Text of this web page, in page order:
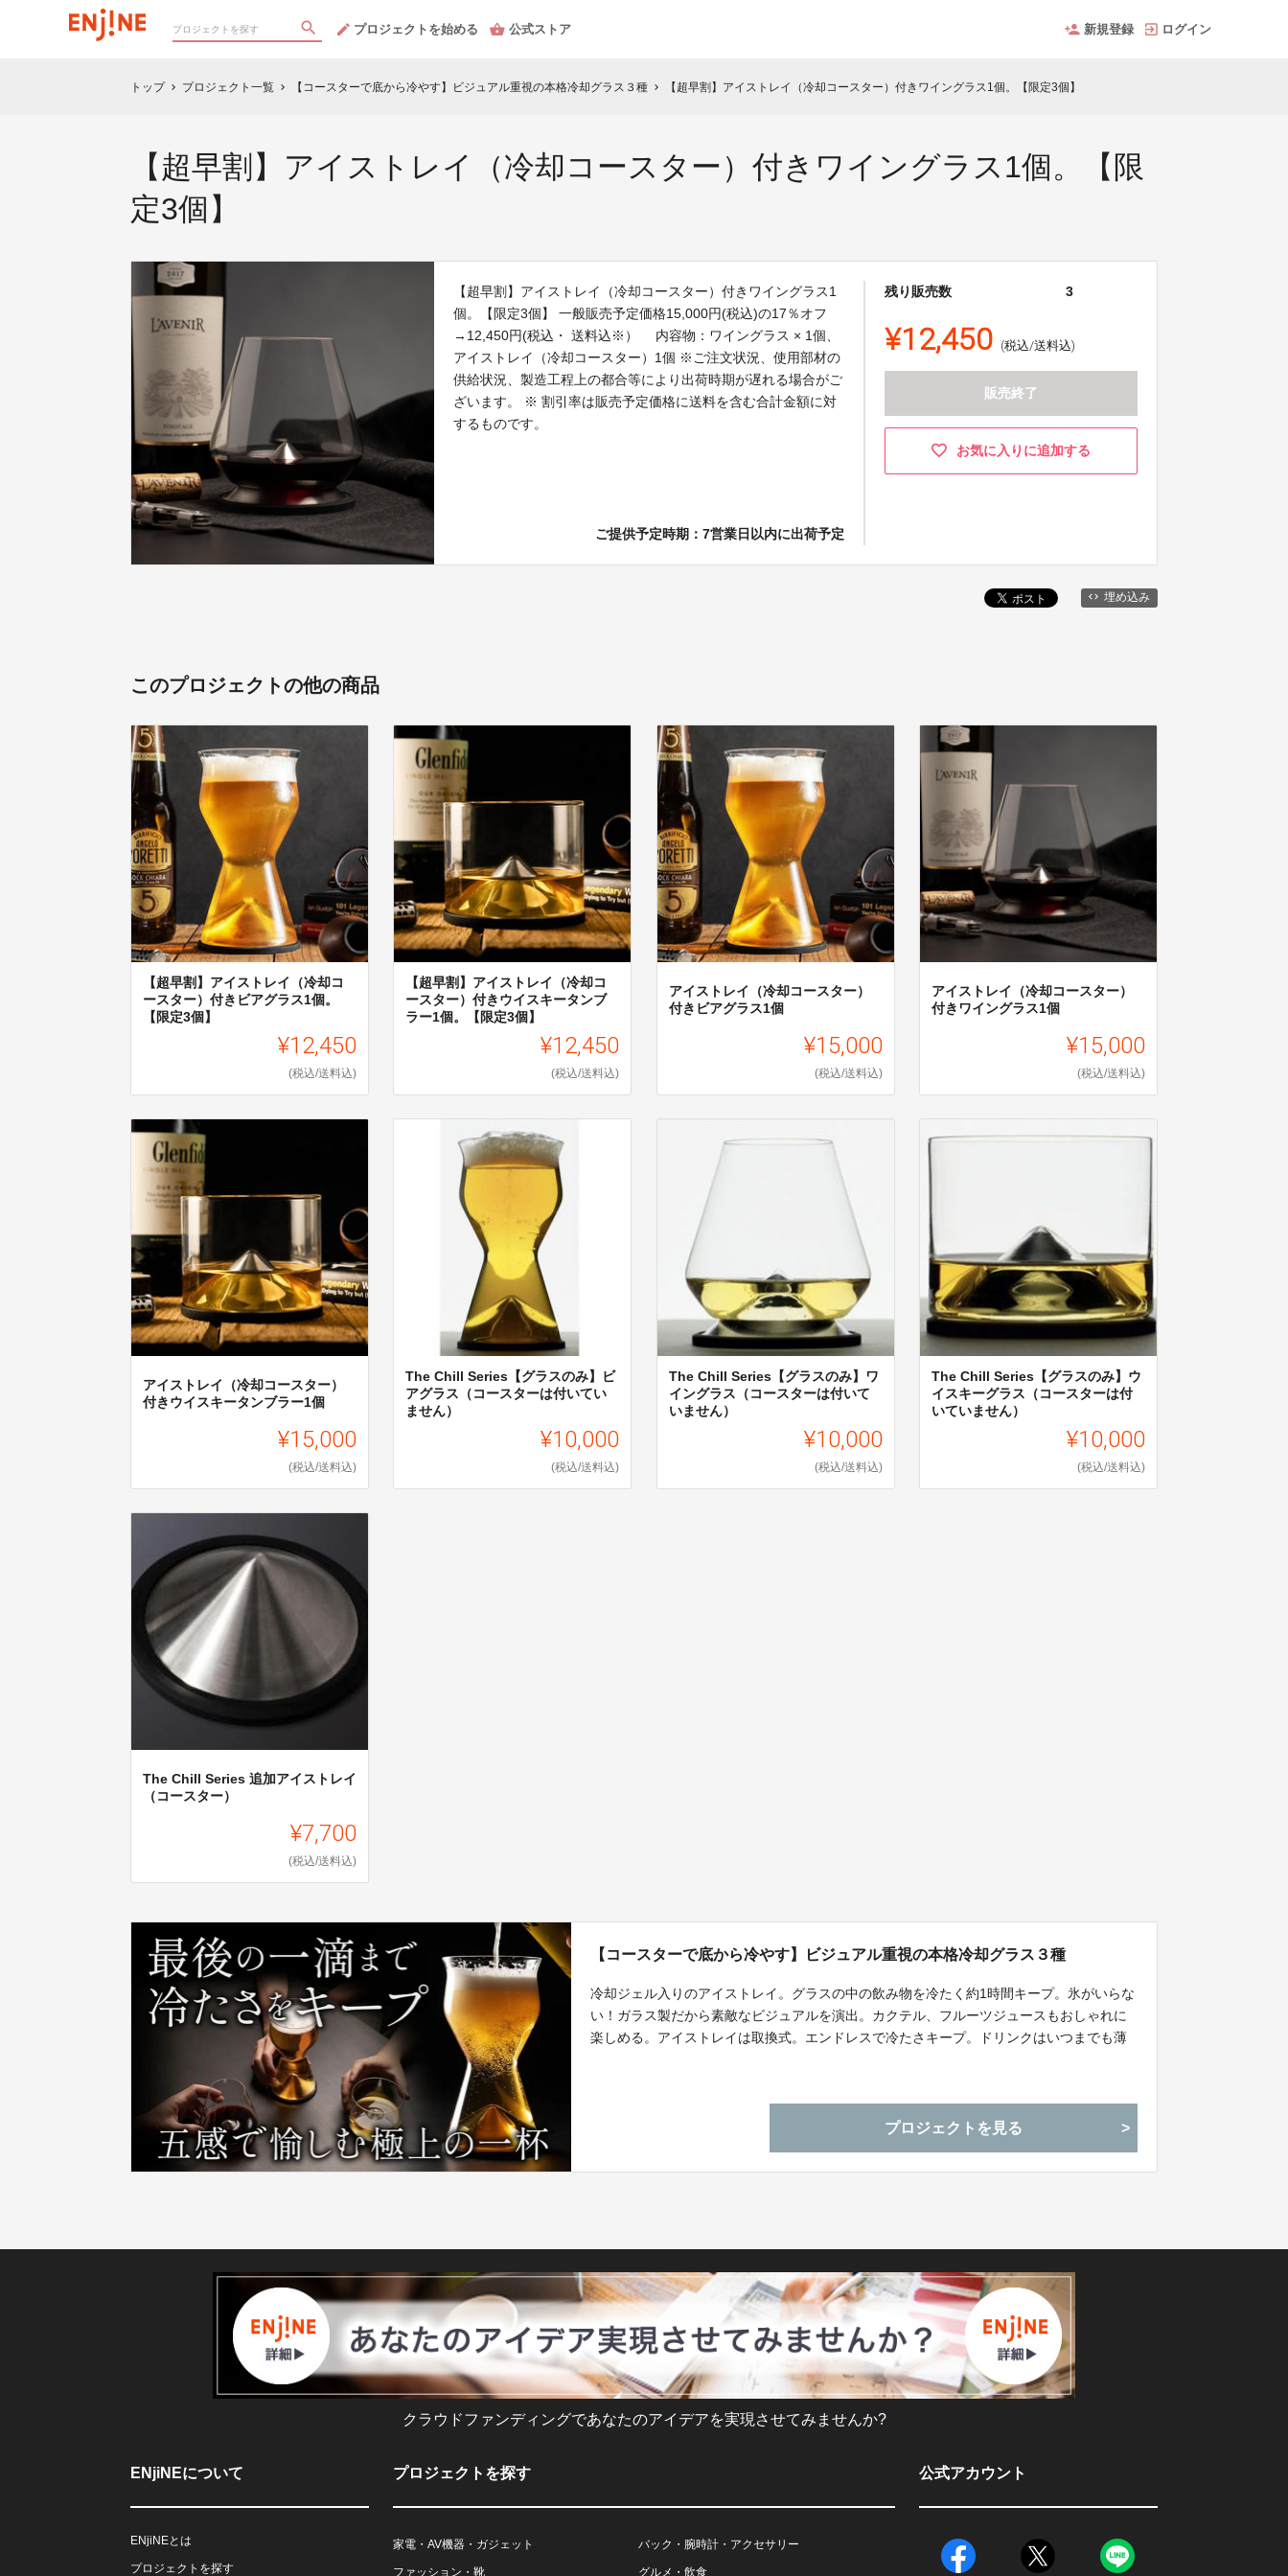
プロジェクトを始める 公式ストア 新規登録 ログイン
トップ chevron_right プロジェクト一覧 chevron_right 【コースターで底から冷やす】ビジュアル重視の本格冷却グラス３種 chevron_right 【超早割】アイストレイ（冷却コースター）付きワイングラス1個。【限定3個】
【超早割】アイストレイ（冷却コースター）付きワイングラス1個。【限
定3個】
【超早割】アイストレイ（冷却コースター）付きワイングラス1
個。【限定3個】 一般販売予定価格15,000円(税込)の17％オフ
→12,450円(税込・ 送料込※） 内容物：ワイングラス × 1個、
アイストレイ（冷却コースター）1個 ※ご注文状況、使用部材の
供給状況、製造工程上の都合等により出荷時期が遅れる場合がご
ざいます。 ※ 割引率は販売予定価格に送料を含む合計金額に対
するものです。
ご提供予定時期：7営業日以内に出荷予定
残り販売数 3
¥12,450 (税込/送料込)
販売終了
お気に入りに追加する
埋め込み
このプロジェクトの他の商品
【超早割】アイストレイ（冷却コ
ースター）付きビアグラス1個。
【限定3個】
¥12,450
(税込/送料込)
【超早割】アイストレイ（冷却コ
ースター）付きウイスキータンブ
ラー1個。【限定3個】
¥12,450
(税込/送料込)
アイストレイ（冷却コースター）
付きビアグラス1個
¥15,000
(税込/送料込)
アイストレイ（冷却コースター）
付きワイングラス1個
¥15,000
(税込/送料込)
アイストレイ（冷却コースター）
付きウイスキータンブラー1個
¥15,000
(税込/送料込)
The Chill Series【グラスのみ】ビ
アグラス（コースターは付いてい
ません）
¥10,000
(税込/送料込)
The Chill Series【グラスのみ】ワ
イングラス（コースターは付いて
いません）
¥10,000
(税込/送料込)
The Chill Series【グラスのみ】ウ
イスキーグラス（コースターは付
いていません）
¥10,000
(税込/送料込)
The Chill Series 追加アイストレイ
（コースター）
¥7,700
(税込/送料込)
【コースターで底から冷やす】ビジュアル重視の本格冷却グラス３種
冷却ジェル入りのアイストレイ。グラスの中の飲み物を冷たく約1時間キープ。氷がいらな
い！ガラス製だから素敵なビジュアルを演出。カクテル、フルーツジュースもおしゃれに
楽しめる。アイストレイは取換式。エンドレスで冷たさキープ。ドリンクはいつまでも薄
プロジェクトを見る
クラウドファンディングであなたのアイデアを実現させてみませんか?
ENjiNEについて
ENjiNEとは
プロジェクトを探す
プロジェクトを探す
家電・AV機器・ガジェット バック・腕時計・アクセサリー
ファッション・靴 グルメ・飲食
公式アカウント